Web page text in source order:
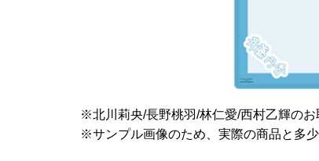
※北川莉央/長野桃羽/林仁愛/西村乙輝のお
※サンプル画像のため、実際の商品と多